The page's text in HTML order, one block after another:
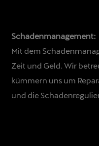
Schadenmanagement:
Mit dem
Zeit und Geld. Wir
kümmern uns um
und die